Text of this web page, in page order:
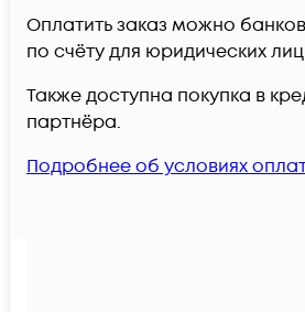
Оплатить заказ можно
по счёту для юридических
Также доступна покупка в
партнёра.
Подробнее об условиях